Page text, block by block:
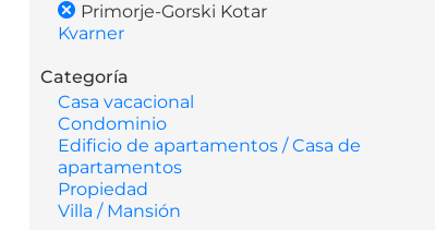
Primorje-Gorski Kotar
Kvarner
Categoría
Casa vacacional
Condominio
Edificio de apartamentos / Casa de
apartamentos
Propiedad
Villa / Mansión